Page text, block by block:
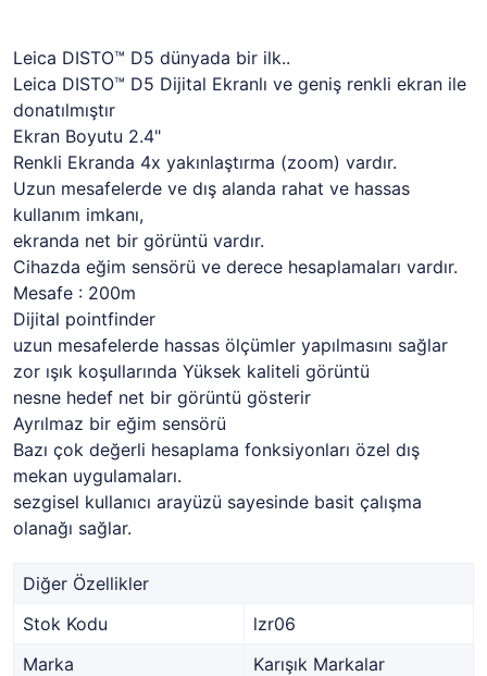
Leica DISTO™ D5 dünyada bir ilk..
Leica DISTO™ D5 Dijital Ekranlı ve geniş renkli ekran ile
donatılmıştır
Ekran Boyutu 2.4"
Renkli Ekranda 4x yakınlaştırma (zoom) vardır.
Uzun mesafelerde ve dış alanda rahat ve hassas
kullanım imkanı,
ekranda net bir görüntü vardır.
Cihazda eğim sensörü ve derece hesaplamaları vardır.
Mesafe : 200m
Dijital pointfinder
uzun mesafelerde hassas ölçümler yapılmasını sağlar
zor ışık koşullarında Yüksek kaliteli görüntü
nesne hedef net bir görüntü gösterir
Ayrılmaz bir eğim sensörü
Bazı çok değerli hesaplama fonksiyonları özel dış
mekan uygulamaları.
sezgisel kullanıcı arayüzü sayesinde basit çalışma
olanağı sağlar.
Diğer Özellikler
Stok Kodu
lzr06
Marka
Karışık Markalar